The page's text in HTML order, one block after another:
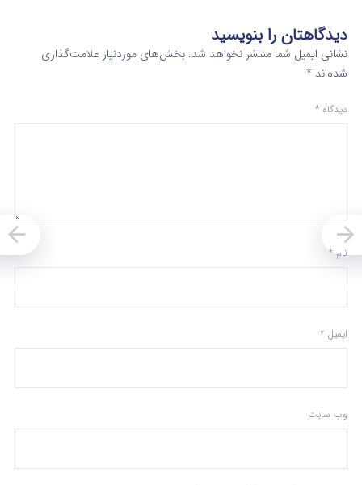
دیدگاهتان را بنویسید
نشانی ایمیل شما منتشر نخواهد شد. بخش‌های موردنیاز علامت‌گذاری
شده‌اند *
دیدگاه *
نام *
ایمیل *
وب‌ سایت